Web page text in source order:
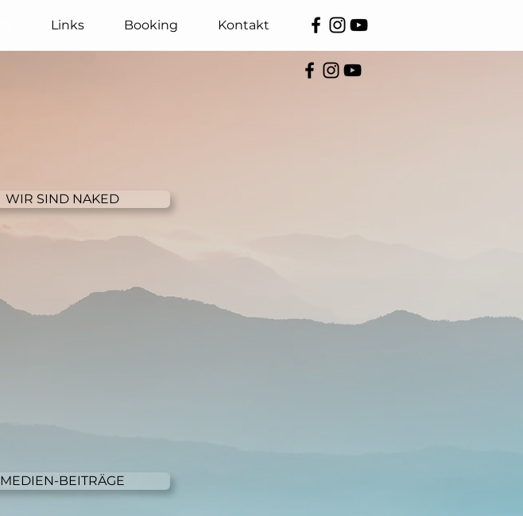
Links Booking Kontakt
WIR SIND NAKED
MEDIEN-BEITRÄGE